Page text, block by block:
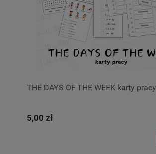
THE DAYS OF THE WEEK karty pracy
5,00 zł